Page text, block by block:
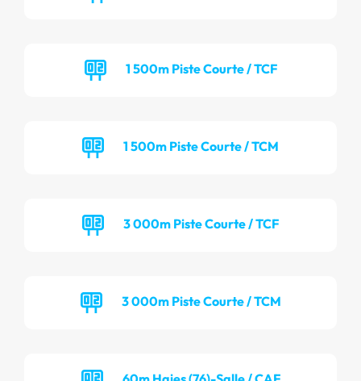
1 500m Piste Courte / TCF
1 500m Piste Courte / TCM
3 000m Piste Courte / TCF
3 000m Piste Courte / TCM